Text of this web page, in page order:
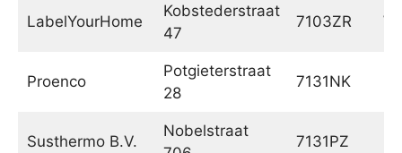
LabelYourHome
Kobstederstraat
47
7103ZR
Proenco
Potgieterstraat
28
7131NK
Susthermo B.V.
Nobelstraat
7131PZ